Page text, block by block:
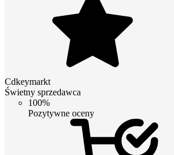
Cdkeymarkt
Świetny sprzedawca
100%
Pozytywne oceny